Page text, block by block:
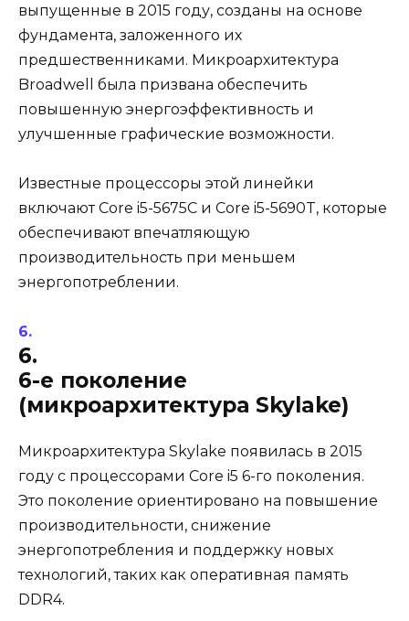
выпущенные в 2015 году, созданы на основе
фундамента, заложенного их
предшественниками. Микроархитектура
Broadwell была призвана обеспечить
повышенную энергоэффективность и
улучшенные графические возможности.
Известные процессоры этой линейки
включают Core i5-5675C и Core i5-5690T, которые
обеспечивают впечатляющую
производительность при меньшем
энергопотреблении.
6.
6-е поколение
(микроархитектура Skylake)
Микроархитектура Skylake появилась в 2015
году с процессорами Core i5 6-го поколения.
Это поколение ориентировано на повышение
производительности, снижение
энергопотребления и поддержку новых
технологий, таких как оперативная память
DDR4.